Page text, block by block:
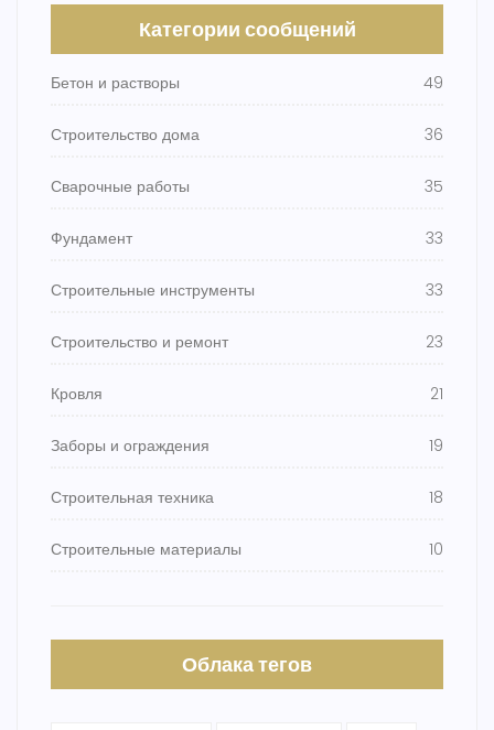
Категории сообщений
Бетон и растворы 49
Строительство дома 36
Сварочные работы 35
Фундамент 33
Строительные инструменты 33
Строительство и ремонт 23
Кровля 21
Заборы и ограждения 19
Строительная техника 18
Строительные материалы 10
Облака тегов